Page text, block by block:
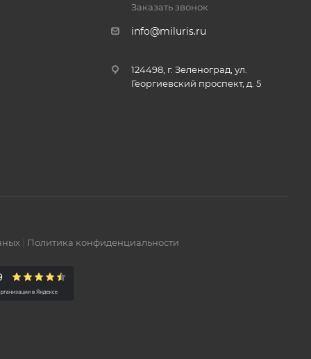
Заказать звонок
info@miluris.ru
124498, г. Зеленоград, ул.
Георгиевский проспект, д. 5
Политика конфиденциальности